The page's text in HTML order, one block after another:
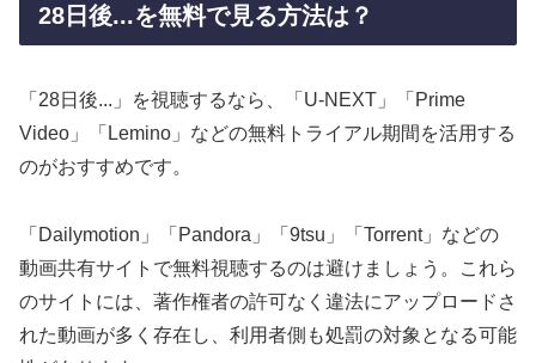
28日後...を無料で見る方法は？
「28日後...」を視聴するなら、「U-NEXT」「Prime
Video」「Lemino」などの無料トライアル期間を活用する
のがおすすめです。
「Dailymotion」「Pandora」「9tsu」「Torrent」などの
動画共有サイトで無料視聴するのは避けましょう。これら
のサイトには、著作権者の許可なく違法にアップロードさ
れた動画が多く存在し、利用者側も処罰の対象となる可能